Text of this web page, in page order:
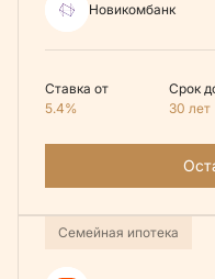
Новикомбанк
Ставка от
5.4%
Срок
30 лет
Семейная ипотека